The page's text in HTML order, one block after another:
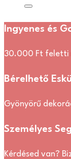
Ingyenes és
30.000 Ft feletti
Bérelhető
Gyönyörű
Személyes
Kérdésed van?